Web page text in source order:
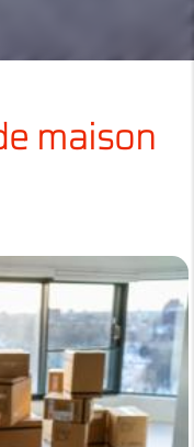
maison